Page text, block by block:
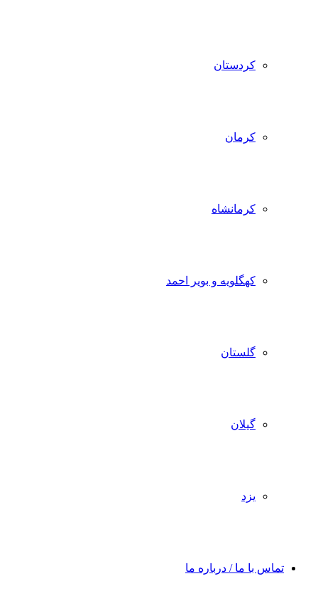
کردستان
کرمان
کرمانشاه
کهگلویه و بویر احمد
گلستان
گیلان
یزد
تماس با ما / درباره ما